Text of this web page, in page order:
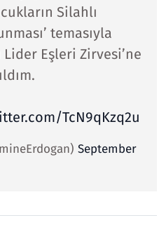
Silahlı
temasıyla
Eşleri Zirvesi’ne
TcN9qKzq2u
September